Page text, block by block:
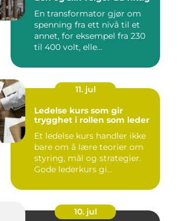
En transformator gjør om
spenning fra ett nivå til et
annet, for eksempel fra 230
til 400 volt, elle...
11. jul
Ledelse kurs som gir
trygghet i rollen som leder
Et ledelse kurs handler ikke
bare om å lære teorier om
styring, mål og strategier.
Gode lederkurs gi...
10. jul